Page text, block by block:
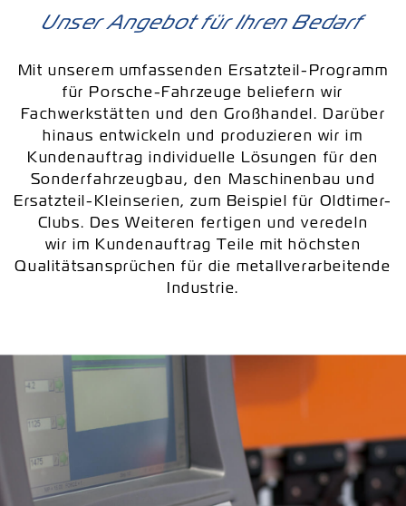
Unser Angebot für Ihren Bedarf
Mit unserem umfassenden Ersatzteil-Programm
für Porsche-Fahrzeuge beliefern wir
Fachwerkstätten und den Großhandel. Darüber
hinaus entwickeln und produzieren wir im
Kundenauftrag individuelle Lösungen für den
Sonderfahrzeugbau, den Maschinenbau und
Ersatzteil-Kleinserien, zum Beispiel für Oldtimer-
Clubs. Des Weiteren fertigen und veredeln
wir im Kundenauftrag Teile mit höchsten
Qualitätsansprüchen für die metallverarbeitende
Industrie.